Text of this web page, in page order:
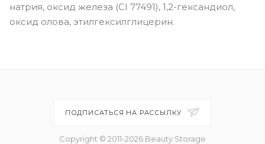
натрия, оксид железа (CI 77491), 1,2-гександиол,
оксид олова, этилгексилглицерин.
ПОДПИСАТЬСЯ НА РАССЫЛКУ
Copyright © 2011-2026 Beauty Storage